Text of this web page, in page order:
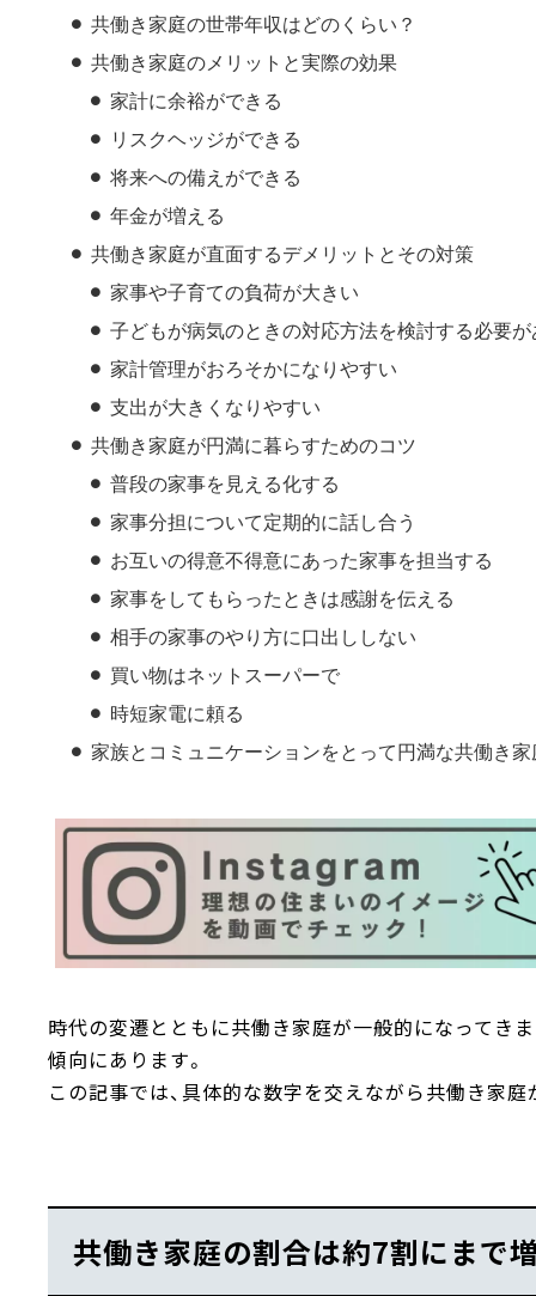
共働き家庭の世帯年収はどのくらい？
共働き家庭のメリットと実際の効果
家計に余裕ができる
リスクヘッジができる
将来への備えができる
年金が増える
共働き家庭が直面するデメリットとその対策
家事や子育ての負荷が大きい
子どもが病気のときの対応方法を検討する必要が
家計管理がおろそかになりやすい
支出が大きくなりやすい
共働き家庭が円満に暮らすためのコツ
普段の家事を見える化する
家事分担について定期的に話し合う
お互いの得意不得意にあった家事を担当する
家事をしてもらったときは感謝を伝える
相手の家事のやり方に口出ししない
買い物はネットスーパーで
時短家電に頼る
家族とコミュニケーションをとって円満な共働き家
時代の変遷とともに共働き家庭が一般的になってき
傾向にあります。
この記事では、具体的な数字を交えながら共働き家
共働き家庭の割合は約7割にまで増